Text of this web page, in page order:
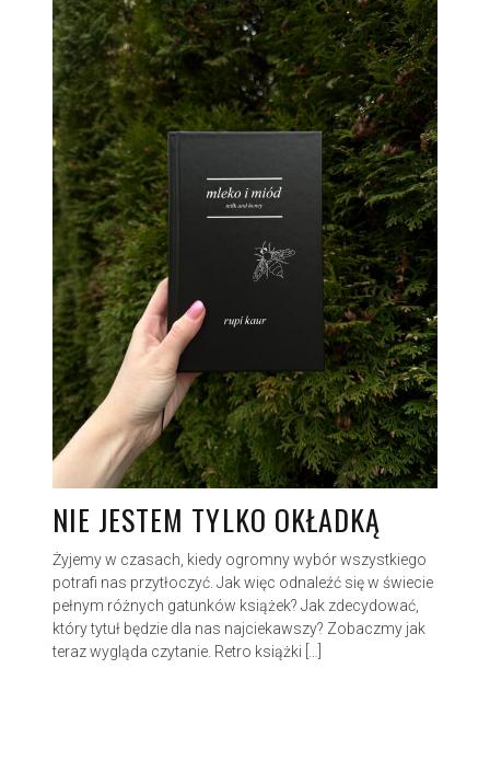
NIE JESTEM TYLKO OKŁADKĄ
Żyjemy w czasach, kiedy ogromny wybór wszystkiego
potrafi nas przytłoczyć. Jak więc odnaleźć się w świecie
pełnym różnych gatunków książek? Jak zdecydować,
który tytuł będzie dla nas najciekawszy? Zobaczmy jak
teraz wygląda czytanie. Retro książki […]